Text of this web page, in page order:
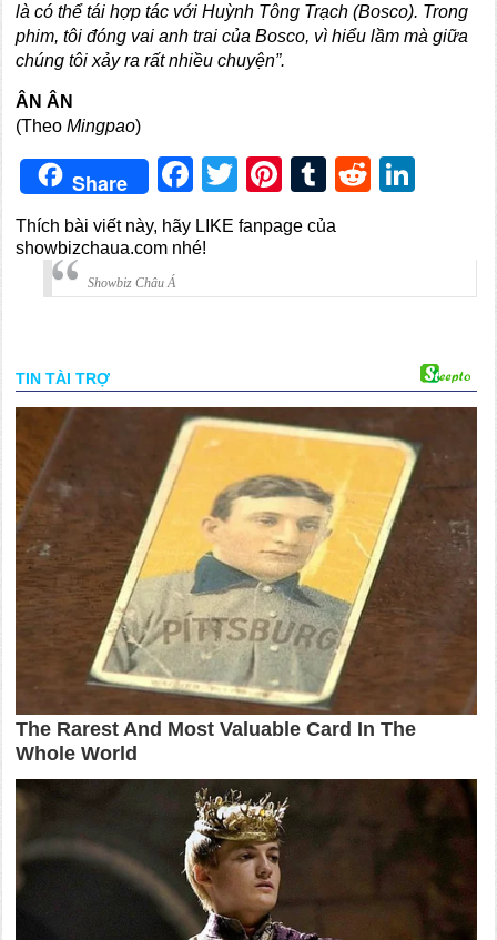
là có thểtáihợp tác với Huỳnh Tông Trạch (Bosco). Trong
phim, tôi đóng vai anh trai của Bosco, vì hiểu lầm mà giữa
chúng tôi xảy ra rất nhiều chuyện”.
ÂN ÂN
(TheoMingpao)
Share Facebook
TwitterPinterest
TumblrReddit
Thích bài viết này, hãy LIKE fanpage của
showbizchaua.com nhé!
Showbiz Châu Á